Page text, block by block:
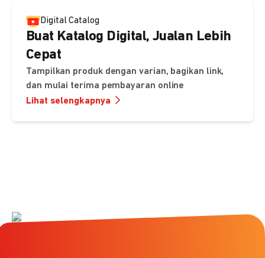
Digital Catalog
Buat Katalog Digital, Jualan Lebih
Cepat
Tampilkan produk dengan varian, bagikan link,
dan mulai terima pembayaran online
Lihat selengkapnya